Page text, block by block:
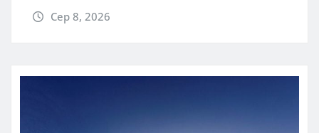
Сер 8, 2026